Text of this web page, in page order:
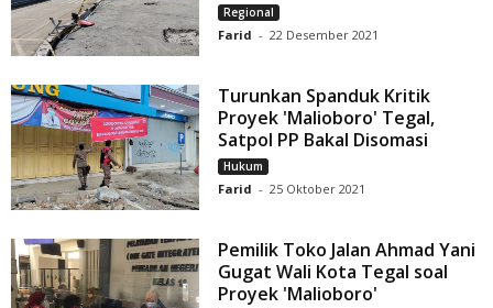
Regional
Farid - 22 Desember 2021
Turunkan Spanduk Kritik
Proyek 'Malioboro' Tegal,
Satpol PP Bakal Disomasi
Hukum
Farid - 25 Oktober 2021
Pemilik Toko Jalan Ahmad Yani
Gugat Wali Kota Tegal soal
Proyek 'Malioboro'